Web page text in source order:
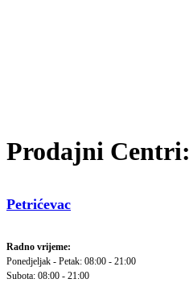
Prodajni Centri:
Petrićevac
Radno vrijeme:
Ponedjeljak - Petak: 08:00 - 21:00
Subota: 08:00 - 21:00